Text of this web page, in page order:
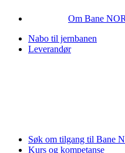
Om Bane NOR
Nabo til jernbanen
Leverandør
Søk om tilgang til Bane
Kurs og kompetanse